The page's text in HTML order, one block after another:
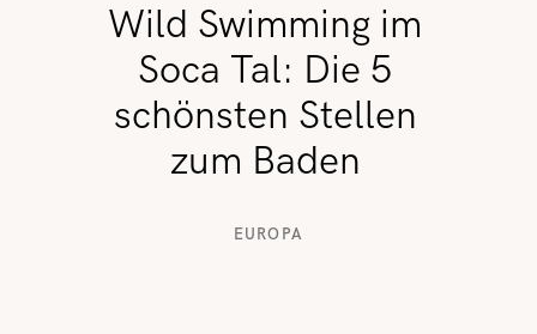
Wild Swimming im
Soca Tal: Die 5
schönsten Stellen
zum Baden
EUROPA
ABOUT
REISEN